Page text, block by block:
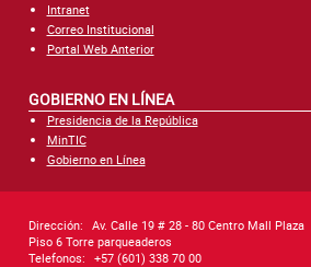
Intranet
Correo Institucional
Portal Web Anterior
GOBIERNO EN LÍNEA
Presidencia de la República
MinTIC
Gobierno en Línea
Dirección: Av. Calle 19 # 28 - 80 Centro Mall Plaza
Piso 6 Torre parqueaderos
Telefonos: +57 (601) 338 70 00